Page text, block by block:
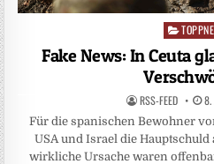
Posted
Fake News: In Ceuta
RSS-FEED 8.
Für die spanischen Bewohner
USA und Israel die
wirkliche Ursache waren